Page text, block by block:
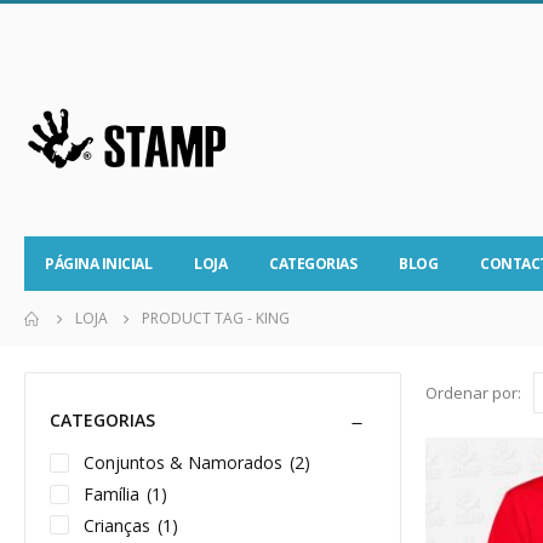
PÁGINA INICIAL LOJA CATEGORIAS BLOG
LOJA PRODUCT TAG - KING
Ordenar por:
CATEGORIAS
Conjuntos & Namorados (2)
Família (1)
Crianças (1)